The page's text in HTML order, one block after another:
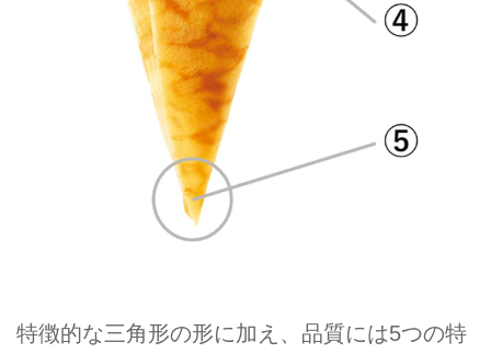
特徴的な三角形の形に加え、品質には5つの特